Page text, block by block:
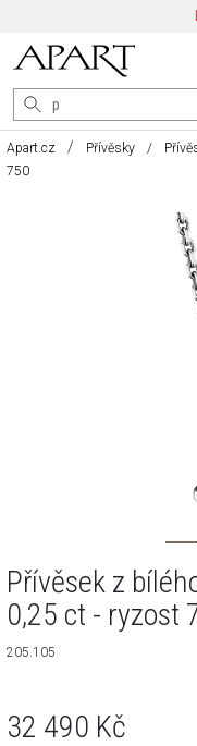
Apart.cz Přívěsky
750
Přívěsek z
0,25 ct - ryzost
205.105
32 490 Kč